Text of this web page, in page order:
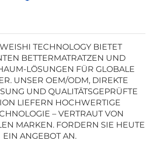
TECHNOLOGY BIETET
BETTERMATRATZEN UND
LÖSUNGEN FÜR GLOBALE
UNSER OEM/ODM, DIREKTE
UND QUALITÄTSGEPRÜFTE
LIEFERN HOCHWERTIGE
– VERTRAUT VON
MARKEN. FORDERN SIE HEUTE
EIN ANGEBOT AN.